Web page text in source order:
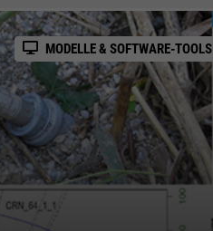
MODELLE & SOFTWARE-TOOLS